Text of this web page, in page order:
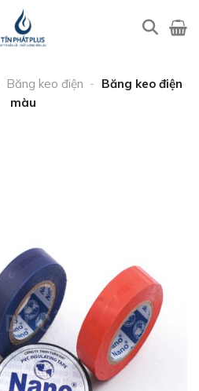
Băng keo điện - Băng keo điện
màu